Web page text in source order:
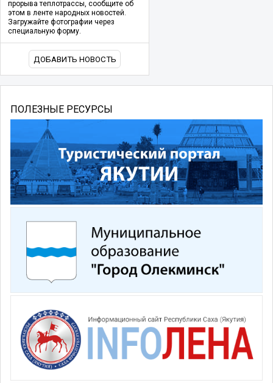
прорыва теплотрассы, сообщите об
этом в ленте народных новостей.
Загружайте фотографии через
специальную форму.
ДОБАВИТЬ НОВОСТЬ
ПОЛЕЗНЫЕ РЕСУРСЫ